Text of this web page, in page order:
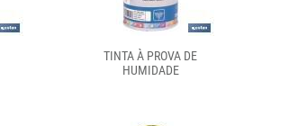
TINTA À PROVA DE
HUMIDADE